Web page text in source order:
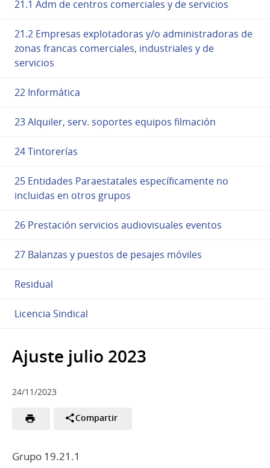
21.1 Adm de centros comerciales y de servicios
21.2 Empresas explotadoras y/o administradoras de
zonas francas comerciales, industriales y de
servicios
22 Informática
23 Alquiler, serv. soportes equipos filmación
24 Tintorerías
25 Entidades Paraestatales específicamente no
incluidas en otros grupos
26 Prestación servicios audiovisuales eventos
27 Balanzas y puestos de pesajes móviles
Residual
Licencia Sindical
Ajuste julio 2023
24/11/2023
Compartir
Grupo 19.21.1